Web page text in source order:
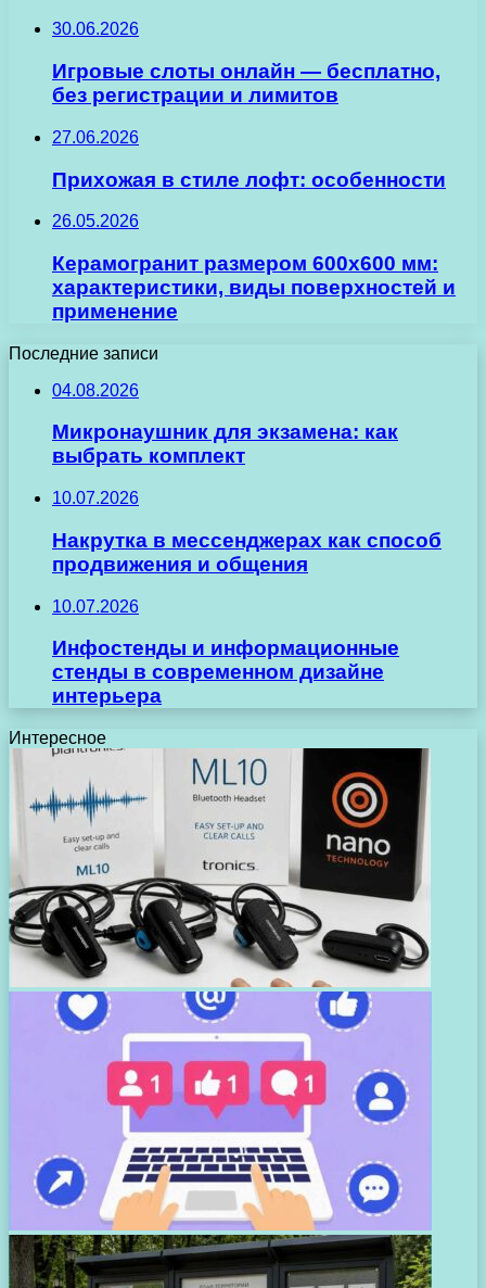
30.06.2026
Игровые слоты онлайн — бесплатно,
без регистрации и лимитов
27.06.2026
Прихожая в стиле лофт: особенности
26.05.2026
Керамогранит размером 600х600 мм:
характеристики, виды поверхностей и
применение
Последние записи
04.08.2026
Микронаушник для экзамена: как
выбрать комплект
10.07.2026
Накрутка в мессенджерах как способ
продвижения и общения
10.07.2026
Инфостенды и информационные
стенды в современном дизайне
интерьера
Интересное